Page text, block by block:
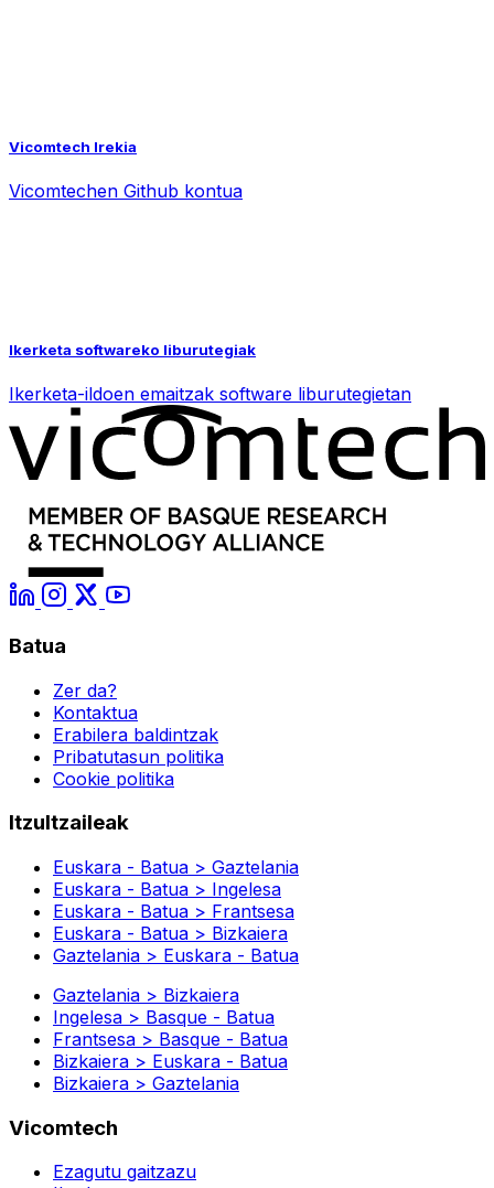
Vicomtech Irekia
Vicomtechen Github kontua
Ikerketa softwareko liburutegiak
Ikerketa-ildoen emaitzak software liburutegietan
Batua
Zer da?
Kontaktua
Erabilera baldintzak
Pribatutasun politika
Cookie politika
Itzultzaileak
Euskara - Batua > Gaztelania
Euskara - Batua > Ingelesa
Euskara - Batua > Frantsesa
Euskara - Batua > Bizkaiera
Gaztelania > Euskara - Batua
Gaztelania > Bizkaiera
Ingelesa > Basque - Batua
Frantsesa > Basque - Batua
Bizkaiera > Euskara - Batua
Bizkaiera > Gaztelania
Vicomtech
Ezagutu gaitzazu